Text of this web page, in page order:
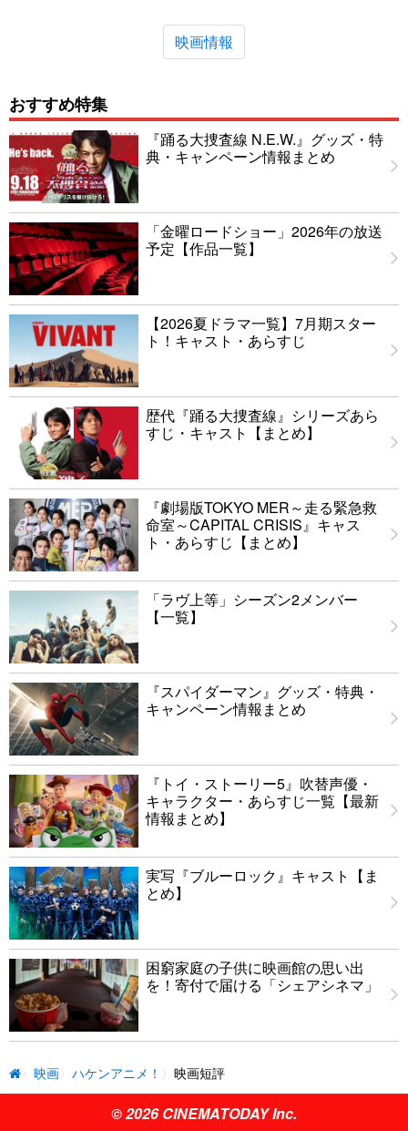
映画情報
おすすめ特集
『踊る大捜査線 N.E.W.』グッズ・特
典・キャンペーン情報まとめ
「金曜ロードショー」2026年の放送
予定【作品一覧】
【2026夏ドラマ一覧】7月期スター
ト！キャスト・あらすじ
歴代『踊る大捜査線』シリーズあら
すじ・キャスト【まとめ】
『劇場版TOKYO MER～走る緊急救
命室～CAPITAL CRISIS』キャス
ト・あらすじ【まとめ】
「ラヴ上等」シーズン2メンバー
【一覧】
『スパイダーマン』グッズ・特典・
キャンペーン情報まとめ
『トイ・ストーリー5』吹替声優・
キャラクター・あらすじ一覧【最新
情報まとめ】
実写『ブルーロック』キャスト【ま
とめ】
困窮家庭の子供に映画館の思い出
を！寄付で届ける「シェアシネマ」
映画 ハケンアニメ！ 映画短評
© 2026 CINEMATODAY Inc.